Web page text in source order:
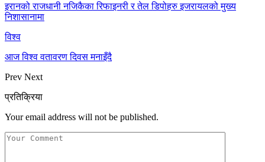
इरानको राजधानी नजिकैका रिफाइनरी र तेल डिपोहरु इजरायलको मुख्य
निशासानामा
विश्व
आज विश्व वतावरण दिवस मनाइँदै
Prev Next
प्रतिक्रिया
Your email address will not be published.